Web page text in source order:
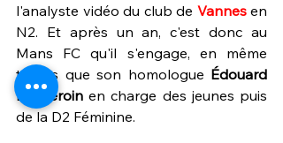
l'analyste vidéo du club de Vannes en
N2. Et après un an, c'est donc au
Mans FC qu'il s'engage, en même
temps que son homologue Édouard
Landeroin en charge des jeunes puis
de la D2 Féminine.